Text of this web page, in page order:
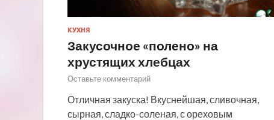
КУХНЯ
Закусочное «полено» на
хрустящих хлебцах
Оставьте комментарий
Отличная закуска! Вкуснейшая, сливочная,
сырная, сладко-соленая, с ореховым